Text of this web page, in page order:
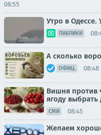
08:55
Утро в Одессе.
ПАБЛИКИ
А сколько
ОФИЦ. 08:48
Вишня против
ягоду выбрать
СМИ 08:45
Желаем